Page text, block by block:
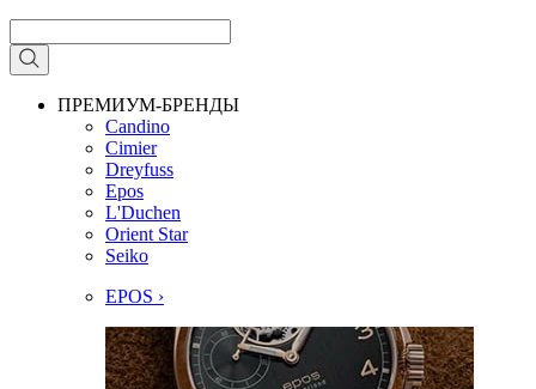
ПРЕМИУМ-БРЕНДЫ
Candino
Cimier
Dreyfuss
Epos
L'Duchen
Orient Star
Seiko
EPOS ›